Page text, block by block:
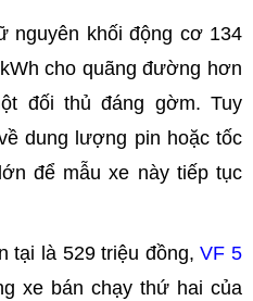
nguyên khối động cơ 134
cho quãng đường hơn
đối thủ đáng gờm. Tuy
dung lượng pin hoặc tốc
để mẫu xe này tiếp tục
tại là 529 triệu đồng,VF 5
xe bán chạy thứ hai của